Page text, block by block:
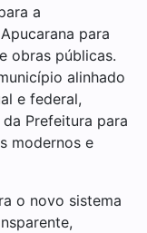
a
para
obras públicas.
alinhado
e federal,
Prefeitura para
modernos e
o novo sistema